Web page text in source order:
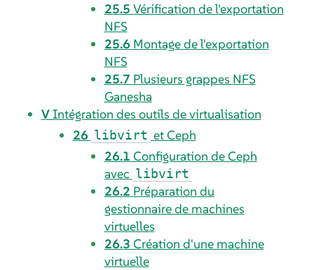
25.5 Vérification de l'exportation
NFS
25.6 Montage de l'exportation
NFS
25.7 Plusieurs grappes NFS
Ganesha
VIntégration des outils de virtualisation
26 libvirt et Ceph
26.1 Configuration de Ceph
avec libvirt
26.2 Préparation du
gestionnaire de machines
virtuelles
26.3 Création d'une machine
virtuelle